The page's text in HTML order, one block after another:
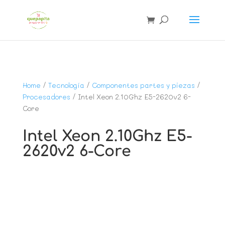
Home / Tecnología / Componentes partes y piezas /
Procesadores / Intel Xeon 2.10Ghz E5-2620v2 6-
Core
Intel Xeon 2.10Ghz E5-
2620v2 6-Core